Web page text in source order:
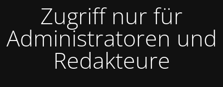
Zugriff nur für
Administratoren und
Redakteure